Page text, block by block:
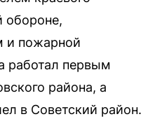
обороне,
и пожарной
работал первым
района, а
в Советский район.